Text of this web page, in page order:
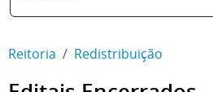
Reitoria Redistribuição